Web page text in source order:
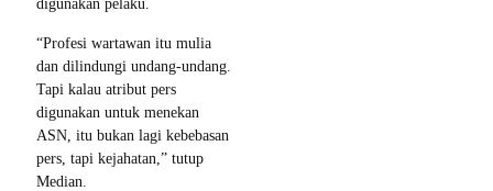
digunakan pelaku.
“Profesi wartawan itu mulia
dan dilindungi undang-undang.
Tapi kalau atribut pers
digunakan untuk menekan
ASN, itu bukan lagi kebebasan
pers, tapi kejahatan,” tutup
Median.